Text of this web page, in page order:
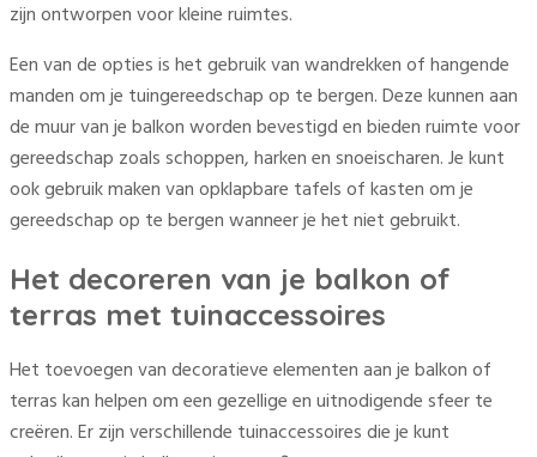
zijn ontworpen voor kleine ruimtes.
Een van de opties is het gebruik van wandrekken of hangende
manden om je tuingereedschap op te bergen. Deze kunnen aan
de muur van je balkon worden bevestigd en bieden ruimte voor
gereedschap zoals schoppen, harken en snoeischaren. Je kunt
ook gebruik maken van opklapbare tafels of kasten om je
gereedschap op te bergen wanneer je het niet gebruikt.
Het decoreren van je balkon of
terras met tuinaccessoires
Het toevoegen van decoratieve elementen aan je balkon of
terras kan helpen om een gezellige en uitnodigende sfeer te
creëren. Er zijn verschillende tuinaccessoires die je kunt